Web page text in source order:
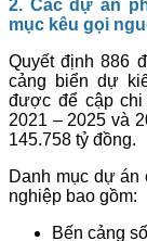
2. Các dự án
mục kêu gọi
Quyết định 886
cảng biển dự
được để cập chi
2021 – 2025 và
145.758 tỷ đồng.
Danh mục dự án
nghiệp bao gồm:
Bến cảng